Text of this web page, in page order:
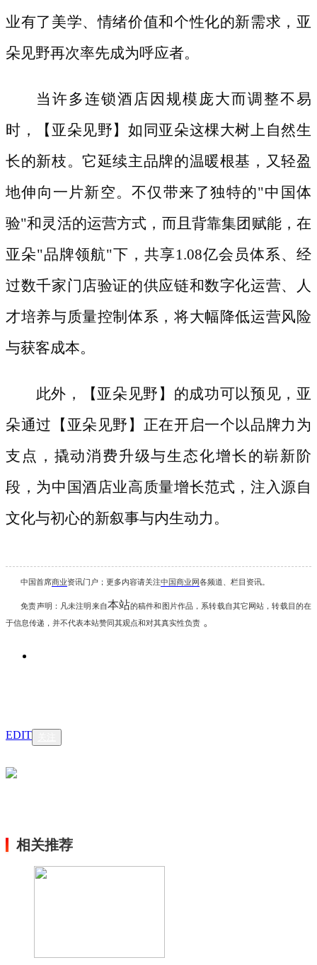
业有了美学、情绪价值和个性化的新需求，亚
朵见野再次率先成为呼应者。
当许多连锁酒店因规模庞大而调整不易
时，【亚朵见野】如同亚朵这棵大树上自然生
长的新枝。它延续主品牌的温暖根基，又轻盈
地伸向一片新空。不仅带来了独特的"中国体
验"和灵活的运营方式，而且背靠集团赋能，在
亚朵"品牌领航"下，共享1.08亿会员体系、经
过数千家门店验证的供应链和数字化运营、人
才培养与质量控制体系，将大幅降低运营风险
与获客成本。
此外，【亚朵见野】的成功可以预见，亚
朵通过【亚朵见野】正在开启一个以品牌力为
支点，撬动消费升级与生态化增长的崭新阶
段，为中国酒店业高质量增长范式，注入源自
文化与初心的新叙事与内生动力。
中国首席商业资讯门户；更多内容请关注中国商业网各频道、栏目资讯
免责声明：凡未注明 来自本站的稿件和图片作品，系转载自其它网站，转载目的在
于信息传递，并不代表本站赞同其观点和对其真实性负责 。
EDIT
相关推荐